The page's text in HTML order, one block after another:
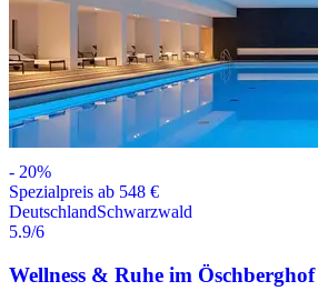
- 20%
Spezialpreis ab 548 €
DeutschlandSchwarzwald
5.9/6
Wellness & Ruhe im Öschberghof